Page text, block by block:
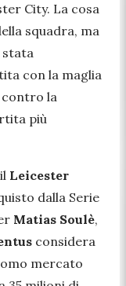
City. La cosa
squadra, ma
stata
con la maglia
contro la
più
Leicester
dalla Serie
Matias Soulè,
considera
mercato